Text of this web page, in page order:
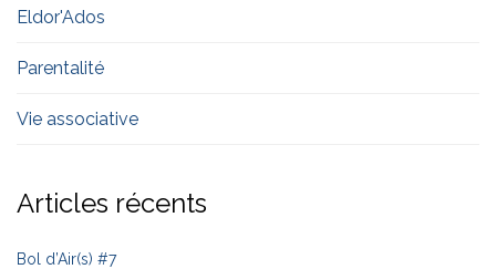
Eldor'Ados
Parentalité
Vie associative
Articles récents
Bol d’Air(s) #7